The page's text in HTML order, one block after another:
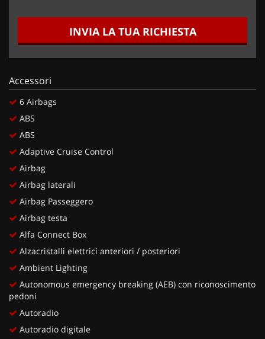
INVIA LA TUA RICHIESTA
Accessori
6 Airbags
ABS
ABS
Adaptive Cruise Control
Airbag
Airbag laterali
Airbag Passeggero
Airbag testa
Alfa Connect Box
Alzacristalli elettrici anteriori / posteriori
Ambient Lighting
Autonomous emergency breaking (AEB) con riconoscimento
pedoni
Autoradio
Autoradio digitale